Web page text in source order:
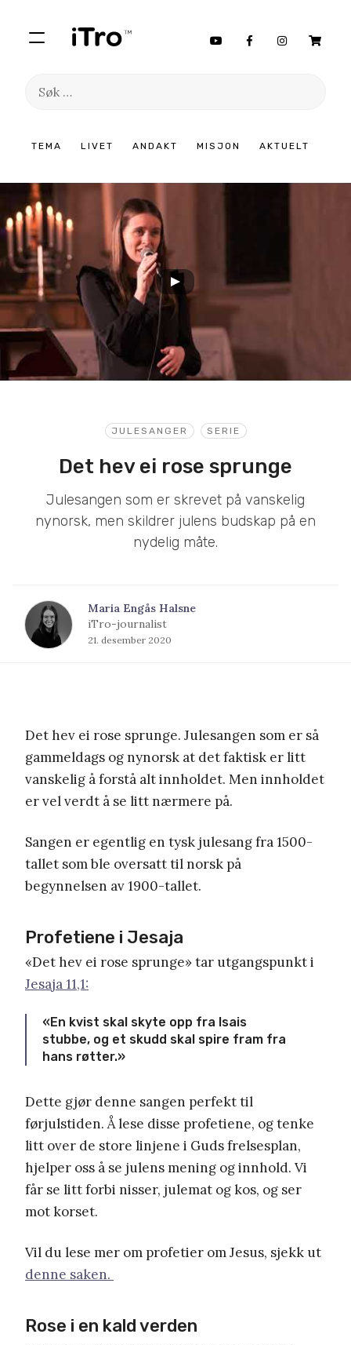
TEMA LIVET ANDAKT MISJON AKTUELT
Søk
innhold
JULESANGER SERIE
Det hev ei rose sprunge
Julesangen som er skrevet på vanskelig
nynorsk, men skildrer julens budskap på en
nydelig måte.
Maria Engås Halsne
iTro-journalist
21. desember 2020
Det hev ei rose sprunge. Julesangen som er så
gammeldags og nynorsk at det faktisk er litt
vanskelig å forstå alt innholdet. Men innholdet
er vel verdt å se litt nærmere på.
Sangen er egentlig en tysk julesang fra 1500-
tallet som ble oversatt til norsk på
begynnelsen av 1900-tallet.
Profetiene i Jesaja
«Det hev ei rose sprunge» tar utgangspunkt i
Jesaja 11,1:
«En kvist skal skyte opp fra Isais
stubbe, og et skudd skal spire fram fra
hans røtter.»
Dette gjør denne sangen perfekt til
førjulstiden. Å lese disse profetiene, og tenke
litt over de store linjene i Guds frelsesplan,
hjelper oss å se julens mening og innhold. Vi
får se litt forbi nisser, julemat og kos, og ser
mot korset.
Vil du lese mer om profetier om Jesus, sjekk ut
denne saken.
Rose i en kald verden